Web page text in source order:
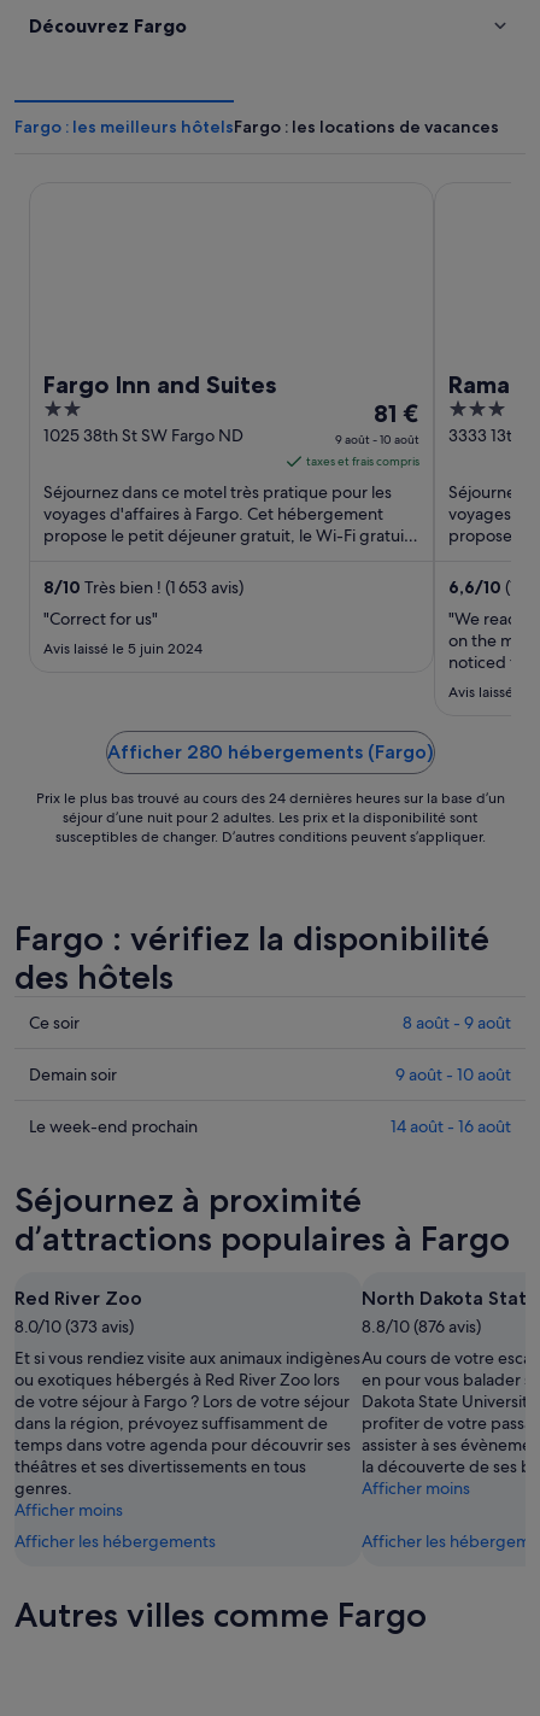
Découvrez Fargo
Fargo : les meilleurs hôtelsFargo : les locations de vacances
Fargo Inn and Suites
2
out
5
1025 38th St SW Fargo ND
Le
prix
est
de 81 €
par
nuit
81 €
9 août - 10 août
taxes et frais compris
Séjournez dans ce motel très pratique pour les
voyages d'affaires à Fargo. Cet hébergement
propose le petit déjeuner gratuit, le Wi-Fi gratuit
8/10 Très bien ! (1 653 avis)
"Correct for us"
Avis laissé le 5 juin 2024
3
out
5
3333 13th
Séjournez
voyages
propose le
6,6/10 (1
"We read
on the
noticed
due to the
Avis laissé le
Afficher 280 hébergements (Fargo)
Prix le plus bas trouvé au cours des 24 dernières heures sur la base d’un
séjour d’une nuit pour 2 adultes. Les prix et la disponibilité sont
susceptibles de changer. D’autres conditions peuvent s’appliquer.
Fargo : vérifiez la disponibilité
des hôtels
Consulter
prix
Fargo
nuit,
8
août
9
août
Ce soir 8 août - 9 août
Consulter
prix
pour
demain
soir,
août
-
10
août
Demain soir 9 août - 10 août
Consulter
à
Fargo
pour
week-
end
prochain,
14
août
-
16
août
Le week-end prochain 14 août - 16 août
Séjournez à proximité
d’attractions populaires à Fargo
Red River Zoo
8.0/10 (373 avis)
Et si vous rendiez visite aux animaux indigènes
ou exotiques hébergés à Red River Zoo lors
de votre séjour à Fargo ? Lors de votre séjour
dans la région, prévoyez suffisamment de
temps dans votre agenda pour découvrir ses
théâtres et ses divertissements en tous
genres.
Afficher moins
Afficher les hébergements
North Dakota
8.8/10 (876 avis)
Au cours de votre
en pour vous balader
Dakota State
profiter de votre
assister à ses
la découverte de ses
Afficher moins
Afficher les
Autres villes comme Fargo